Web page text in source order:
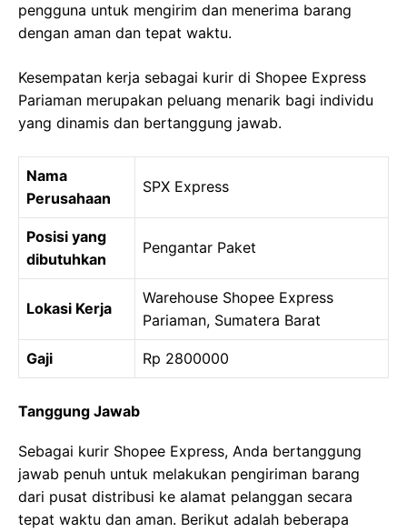
pengguna untuk mengirim dan menerima barang
dengan aman dan tepat waktu.
Kesempatan kerja sebagai kurir di Shopee Express
Pariaman merupakan peluang menarik bagi individu
yang dinamis dan bertanggung jawab.
Nama
Perusahaan
SPX Express
Posisi yang
dibutuhkan
Pengantar Paket
Lokasi Kerja
Warehouse Shopee Express
Pariaman, Sumatera Barat
Gaji Rp 2800000
Tanggung Jawab
Sebagai kurir Shopee Express, Anda bertanggung
jawab penuh untuk melakukan pengiriman barang
dari pusat distribusi ke alamat pelanggan secara
tepat waktu dan aman. Berikut adalah beberapa